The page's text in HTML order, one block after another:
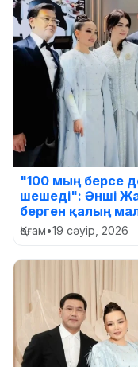
"100 мың берсе
шешеді": Әнші
берген қалың
Қоғам•19 сәуір, 2026